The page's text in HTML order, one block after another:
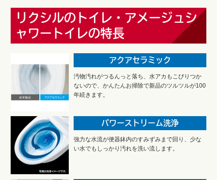
リクシルのトイレ・アメージュシ
ャワートイレの特長
アクアセラミック
汚物汚れがつるんっと落ち、水アカもこびりつか
ないので、かんたんお掃除で新品のツルツルが100
年続きます。
パワーストリーム洗浄
強力な水流が便器鉢内のすみずみまで回り、少な
い水でもしっかり汚れを洗い流します。